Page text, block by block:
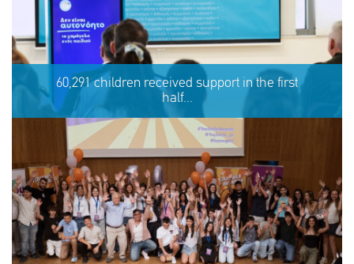
Eva's story
REACT
60,291 children received support in the first
half...